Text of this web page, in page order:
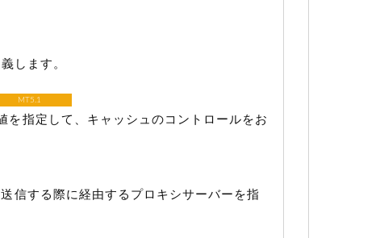
します。
MT5.1
指定して、キャッシュのコントロールをお
信する際に経由するプロキシサーバーを指